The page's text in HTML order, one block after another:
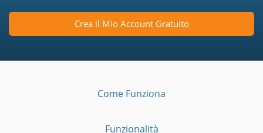
Crea il Mio Account Gratuito
Come Funziona
Funzionalità